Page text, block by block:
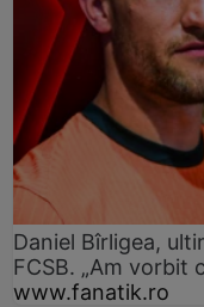
Daniel Bîrligea,
FCSB. „Am vorbit
www.fanatik.ro